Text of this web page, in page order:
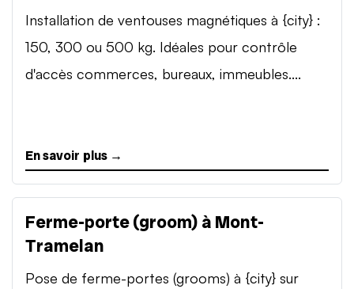
Installation de ventouses magnétiques à {city} :
150, 300 ou 500 kg. Idéales pour contrôle
d'accès commerces, bureaux, immeubles....
En savoir plus →
Ferme-porte (groom) à Mont-
Tramelan
Pose de ferme-portes (grooms) à {city} sur